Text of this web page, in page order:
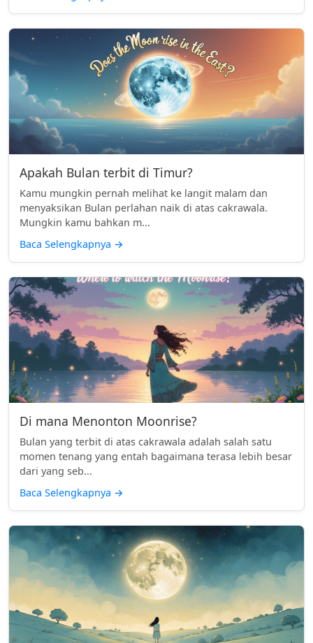
Apakah Bulan terbit di Timur?
Kamu mungkin pernah melihat ke langit malam dan
menyaksikan Bulan perlahan naik di atas cakrawala.
Mungkin kamu bahkan m...
Baca Selengkapnya →
Di mana Menonton Moonrise?
Bulan yang terbit di atas cakrawala adalah salah satu
momen tenang yang entah bagaimana terasa lebih besar
dari yang seb...
Baca Selengkapnya →